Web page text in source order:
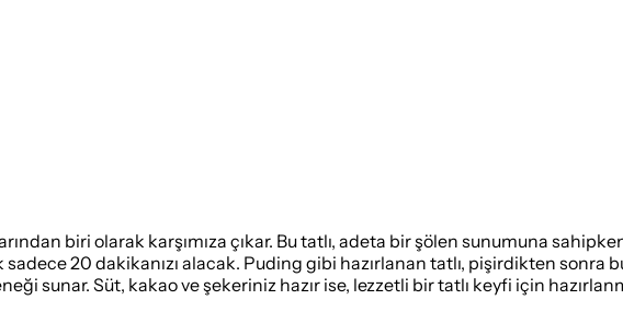
biri olarak karşımıza çıkar. Bu tatlı, adeta bir şölen sunumuna
20 dakikanızı alacak. Puding gibi hazırlanan tatlı, pişirdikten sonra
sunar. Süt, kakao ve şekeriniz hazır ise, lezzetli bir tatlı keyfi için